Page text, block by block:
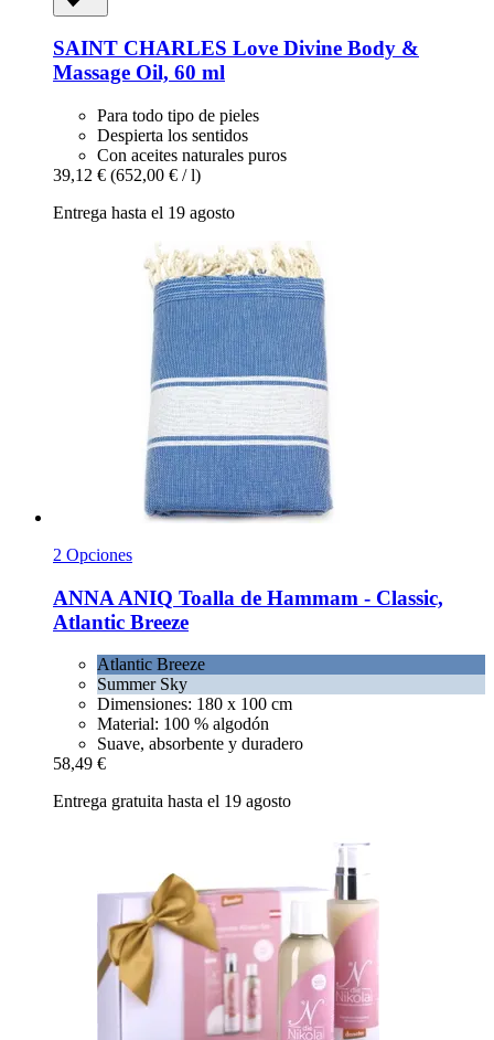
SAINT CHARLES Love Divine Body &
Massage Oil, 60 ml
Para todo tipo de pieles
Despierta los sentidos
Con aceites naturales puros
39,12 € (652,00 € / l)
Entrega hasta el 19 agosto
2 Opciones
ANNA ANIQ Toalla de Hammam -​ Classic,
Atlantic Breeze
Atlantic Breeze
Summer Sky
Dimensiones: 180 x 100 cm
Material: 100 % algodón
Suave, absorbente y duradero
58,49 €
Entrega gratuita hasta el 19 agosto